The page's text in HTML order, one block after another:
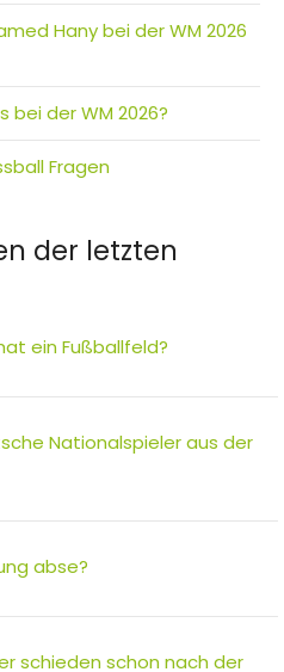
Hany bei der WM 2026
bei der WM 2026?
Fragen
der letzten
ein Fußballfeld?
Nationalspieler aus der
abse?
schieden schon nach der